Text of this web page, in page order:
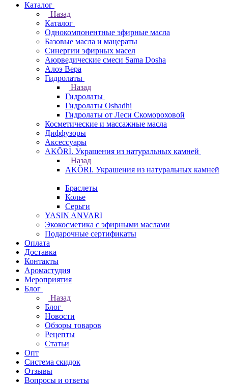
Каталог
Назад
Каталог
Однокомпонентные эфирные масла
Базовые масла и мацераты
Синергии эфирных масел
Аюрведические смеси Sama Dosha
Алоэ Вера
Гидролаты
Назад
Гидролаты
Гидролаты Oshadhi
Гидролаты от Леси Скомороховой
Косметические и массажные масла
Диффузоры
Аксессуары
AKÕRI. Украшения из натуральных камней
Назад
AKÕRI. Украшения из натуральных камней
Браслеты
Колье
Серьги
YASIN ANVARI
Экокосметика с эфирными маслами
Подарочные сертификаты
Оплата
Доставка
Контакты
Аромастудия
Мероприятия
Блог
Назад
Блог
Новости
Обзоры товаров
Рецепты
Статьи
Опт
Система скидок
Отзывы
Вопросы и ответы